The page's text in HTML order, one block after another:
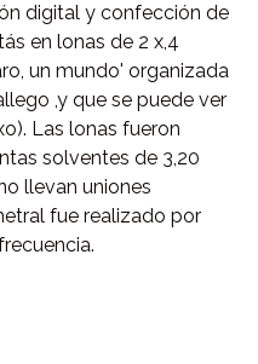
digital y confección de
en lonas de 2 x,4
un mundo' organizada
,y que se puede ver
Las lonas fueron
solventes de 3,20
llevan uniones
fue realizado por